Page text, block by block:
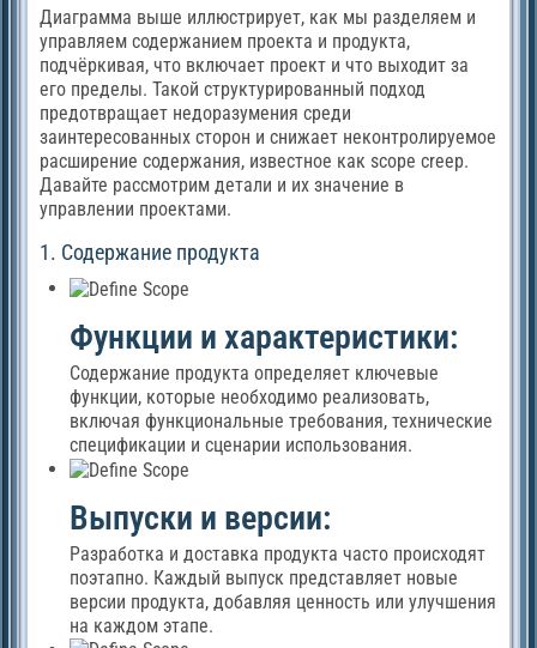
Диаграмма выше иллюстрирует, как мы разделяем и
управляем содержанием проекта и продукта,
подчёркивая, что включает проект и что выходит за
его пределы. Такой структурированный подход
предотвращает недоразумения среди
заинтересованных сторон и снижает неконтролируемое
расширение содержания, известное как scope creep.
Давайте рассмотрим детали и их значение в
управлении проектами.
1. Содержание продукта
Функции и характеристики:
Содержание продукта определяет ключевые
функции, которые необходимо реализовать,
включая функциональные требования, технические
спецификации и сценарии использования.
Выпуски и версии:
Разработка и доставка продукта часто происходят
поэтапно. Каждый выпуск представляет новые
версии продукта, добавляя ценность или улучшения
на каждом этапе.